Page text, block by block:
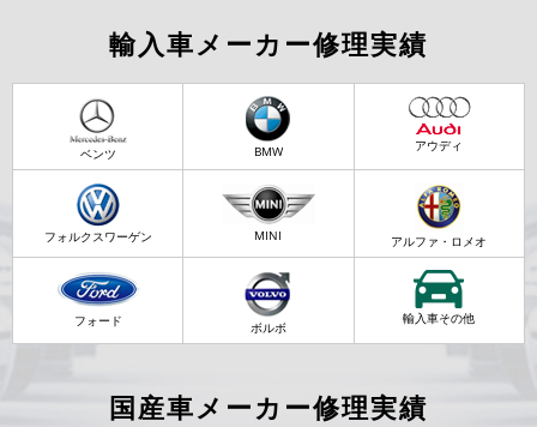
輸入車メーカー修理実績
ベンツ BMW アウディ
フォルクスワーゲン MINI アルファ・ロメオ
フォード ボルボ
輸入車その他
国産車メーカー修理実績